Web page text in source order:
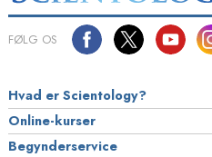
FØLG OS
Hvad er Scientology?
Online-kurser
Begynderservice